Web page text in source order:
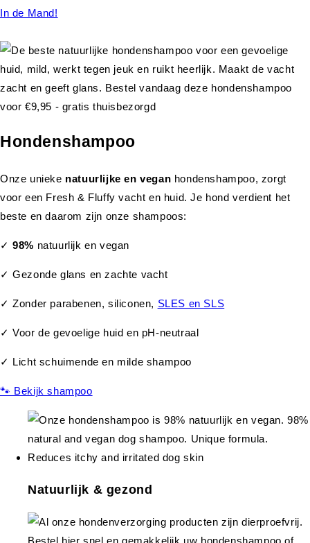
In de Mand!
Hondenshampoo
Onze unieke natuurlijke en vegan hondenshampoo, zorgt
voor een Fresh & Fluffy vacht en huid. Je hond verdient het
beste en daarom zijn onze shampoos:
✓98% natuurlijk en vegan
✓ Gezonde glans en zachte vacht
✓ Zonder parabenen, siliconen, SLES en SLS
✓ Voor de gevoelige huid en pH-neutraal
✓ Licht schuimende en milde shampoo
🐾 Bekijk shampoo
Natuurlijk & gezond